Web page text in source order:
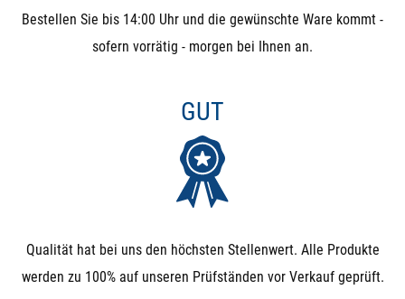
Wenn eines dieser Kriterien bei Ihnen kritisch ist, sollten
elektrische Kugelhähne ausweichen:
Partikel im Medium: Schmutz, Sand, Äste, ... können
sich zwischen Membrane und Sitz setzen und sorgen
dafür, dass das Ventil nicht mehr ausreichend dicht
verbauen, wenn Partikel zu befürchten sind.
Bestellen Sie bis 14:00 Uhr und die gewünschte Ware kommt -
sofern vorrätig - morgen bei Ihnen an.
GUT
Qualität hat bei uns den höchsten Stellenwert. Alle Produkte
werden zu 100% auf unseren Prüfständen vor Verkauf geprüft.